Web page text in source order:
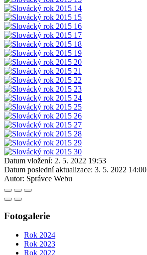
Datum vložení: 2. 5. 2022 19:53
Datum poslední aktualizace: 3. 5. 2022 14:00
Autor: Správce Webu
Fotogalerie
Rok 2024
Rok 2023
Rok 2022